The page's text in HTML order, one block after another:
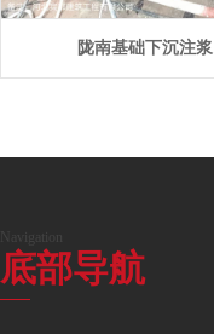
陇南基础下沉注浆
底部导航